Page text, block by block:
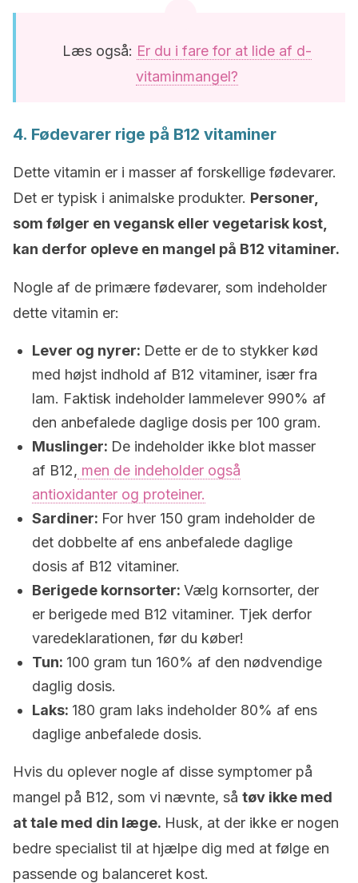
Læs også: Er du i fare for at lide af d-
vitaminmangel?
4. Fødevarer rige på B12 vitaminer
Dette vitamin er i masser af forskellige fødevarer.
Det er typisk i animalske produkter. Personer,
som følger en vegansk eller vegetarisk kost,
kan derfor opleve en mangel på B12 vitaminer.
Nogle af de primære fødevarer, som indeholder
dette vitamin er:
Lever og nyrer: Dette er de to stykker kød
med højst indhold af B12 vitaminer, især fra
lam. Faktisk indeholder lammelever 990% af
den anbefalede daglige dosis per 100 gram.
Muslinger: De indeholder ikke blot masser
af B12, men de indeholder også
antioxidanter og proteiner.
Sardiner: For hver 150 gram indeholder de
det dobbelte af ens anbefalede daglige
dosis af B12 vitaminer.
Berigede kornsorter: Vælg kornsorter, der
er berigede med B12 vitaminer. Tjek derfor
varedeklarationen, før du køber!
Tun: 100 gram tun 160% af den nødvendige
daglig dosis.
Laks: 180 gram laks indeholder 80% af ens
daglige anbefalede dosis.
Hvis du oplever nogle af disse symptomer på
mangel på B12, som vi nævnte, så tøv ikke med
at tale med din læge. Husk, at der ikke er nogen
bedre specialist til at hjælpe dig med at følge en
passende og balanceret kost.